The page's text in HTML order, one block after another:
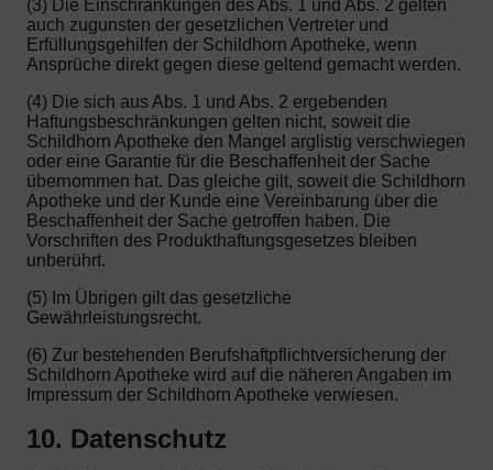
(3) Die Einschränkungen des Abs. 1 und Abs. 2 gelten
auch zugunsten der gesetzlichen Vertreter und
Erfüllungsgehilfen der Schildhorn Apotheke, wenn
Ansprüche direkt gegen diese geltend gemacht werden.
(4) Die sich aus Abs. 1 und Abs. 2 ergebenden
Haftungsbeschränkungen gelten nicht, soweit die
Schildhorn Apotheke den Mangel arglistig verschwiegen
oder eine Garantie für die Beschaffenheit der Sache
übernommen hat. Das gleiche gilt, soweit die Schildhorn
Apotheke und der Kunde eine Vereinbarung über die
Beschaffenheit der Sache getroffen haben. Die
Vorschriften des Produkthaftungsgesetzes bleiben
unberührt.
(5) Im Übrigen gilt das gesetzliche
Gewährleistungsrecht.
(6) Zur bestehenden Berufshaftpflichtversicherung der
Schildhorn Apotheke wird auf die näheren Angaben im
Impressum der Schildhorn Apotheke verwiesen.
10. Datenschutz